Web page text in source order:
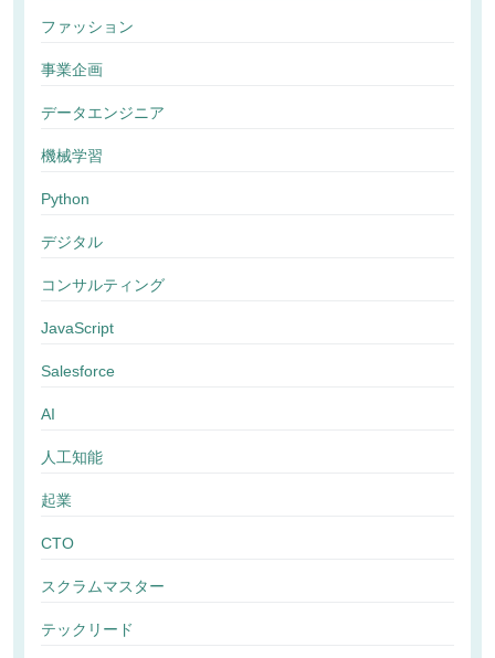
ファッション
事業企画
データエンジニア
機械学習
Python
デジタル
コンサルティング
JavaScript
Salesforce
AI
人工知能
起業
CTO
スクラムマスター
テックリード